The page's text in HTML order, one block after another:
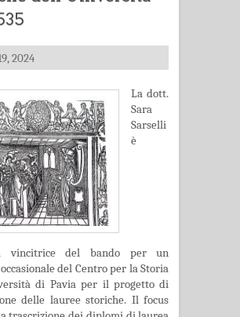
2024
La dott.
Sara
Sarselli
è
vincitrice del bando per un
del Centro per la Storia
di Pavia per il progetto di
delle lauree storiche. Il focus